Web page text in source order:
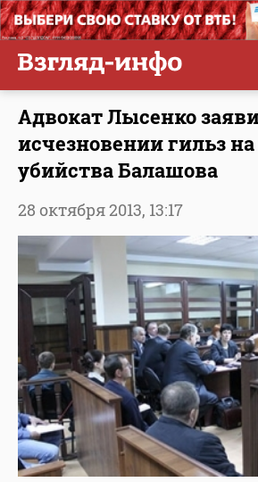
Адвокат Лысенко
исчезновении гильз
убийства Балашова
28 октября 2013, 13:17